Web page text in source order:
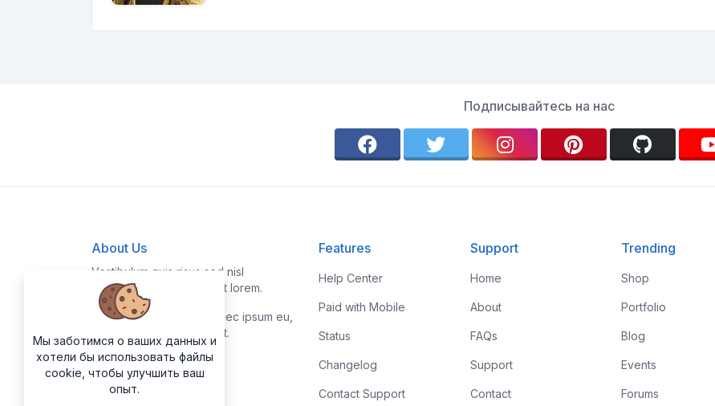
Подписывайтесь на нас
About Us
Vestibulum quis risus sed nisl
pellentesque aliquet et et lorem.
Fusce nibh nisl, gravida nec ipsum eu,
feugiat condimentum velit.
Features
Help Center
Paid with Mobile
Status
Changelog
Contact Support
Support
Home
About
FAQs
Support
Contact
Trending
Shop
Portfolio
Blog
Events
Forums
Мы заботимся о ваших данных и
хотели бы использовать файлы
cookie, чтобы улучшить ваш
опыт.